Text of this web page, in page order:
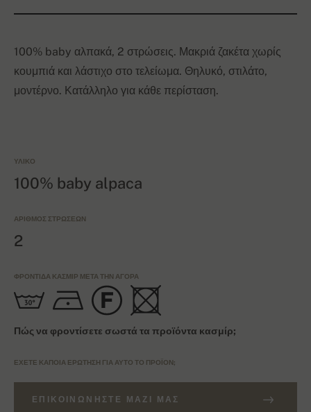
100% baby αλπακά, 2 στρώσεις. Μακριά ζακέτα χωρίς
κουμπιά και λάστιχο στο τελείωμα. Θηλυκό, στιλάτο,
μοντέρνο. Κατάλληλο για κάθε περίσταση.
ΥΛΙΚΌ
100% baby alpaca
ΑΡΙΘΜΌΣ ΣΤΡΏΣΕΩΝ
2
ΦΡΟΝΤΊΔΑ ΚΑΣΜΊΡ ΜΕΤΆ ΤΗΝ ΑΓΟΡΆ
Πώς να φροντίσετε σωστά τα προϊόντα κασμίρ;
ΈΧΕΤΕ ΚΆΠΟΙΑ ΕΡΏΤΗΣΗ ΓΙΑ ΑΥΤΌ ΤΟ ΠΡΟΪΌΝ;
ΕΠΙΚΟΙΝΩΝΉΣΤΕ ΜΑΖΊ ΜΑΣ